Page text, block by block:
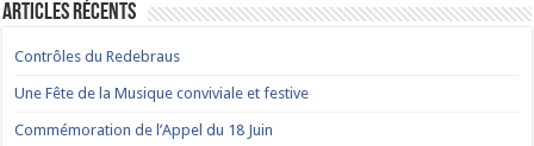
Articles récents
Contrôles du Redebraus
Une Fête de la Musique conviviale et festive
Commémoration de l’Appel du 18 Juin